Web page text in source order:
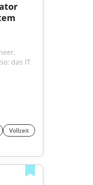
das IT
Vollzeit